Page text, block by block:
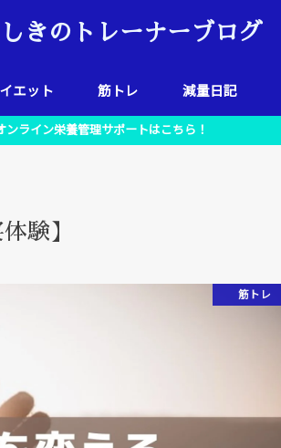
きのトレーナーブログ
エット 筋トレ 減量日記
ンライン栄養管理サポートはこちら！
験】
筋トレ